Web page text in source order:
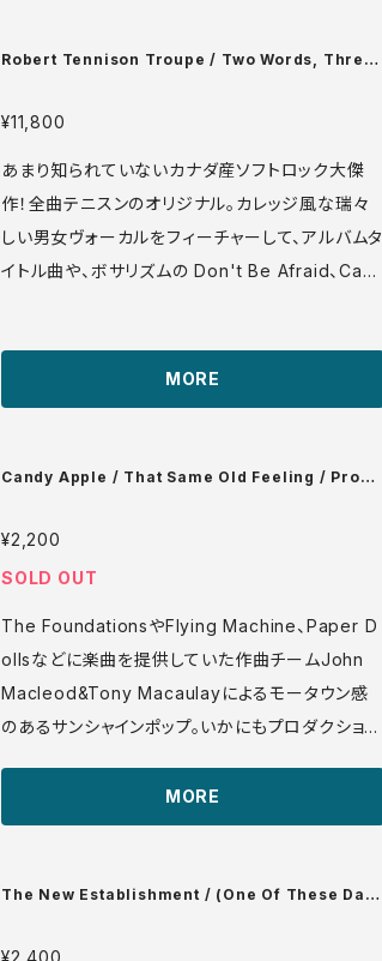
Robert Tennison Troupe / Two Words, Three
¥11,800
あまり知られていないカナダ産ソフトロック大傑
作！全曲テニスンのオリジナル。カレッジ風な瑞々
しい男女ヴォーカルをフィーチャーして、アルバムタ
イトル曲や、ボサリズムの Don't Be Afraid、Caus
GET YOU CARED』とは同内容で、こっちがオリジ
ナルです。 Tentam TNT 102 LP カナダ盤 74年
era.com/sonota/audio_files/12549.mp3
MORE
Candy Apple / That Same Old Feeling / Promi
¥2,200
SOLD OUT
The FoundationsやFlying Machine、Paper D
ollsなどに楽曲を提供していた作曲チームJohn
Macleod&Tony Macaulayによるモータウン感
のあるサンシャインポップ。いかにもプロダクション
ップサイケバンドFresh Airです。 A/S 4521 7' US
盤 70年 media: VG+ ♪試聴：http://manuera.c
MORE
The New Establishment / (One Of These Day
¥2,400